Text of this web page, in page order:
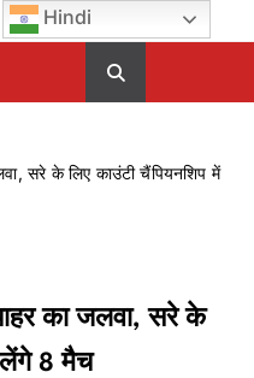
सरे के लिए काउंटी चैंपियनशिप में
का जलवा, सरे के
8 मैच
Hindi